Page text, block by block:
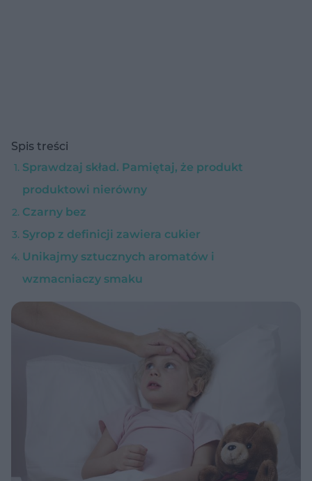
Spis treści
Sprawdzaj skład. Pamiętaj, że produkt
produktowi nierówny
Czarny bez
Syrop z definicji zawiera cukier
Unikajmy sztucznych aromatów i
wzmacniaczy smaku